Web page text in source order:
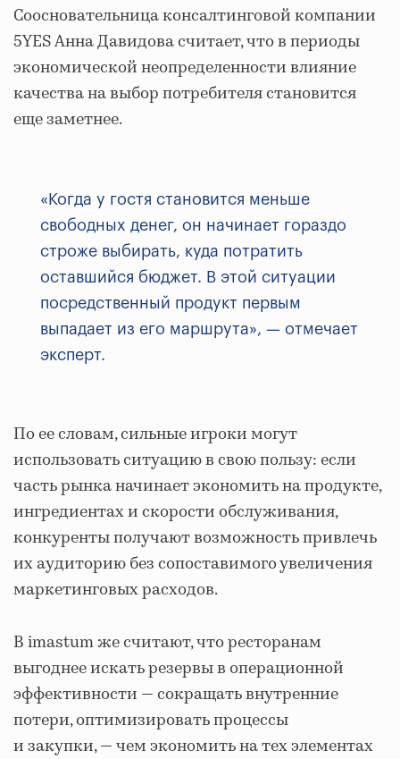
Соосновательница консалтинговой компании
5YES Анна Давидова считает, что в периоды
экономической неопределенности влияние
качества на выбор потребителя становится
еще заметнее.
«Когда у гостя становится меньше
свободных денег, он начинает гораздо
строже выбирать, куда потратить
оставшийся бюджет. В этой ситуации
посредственный продукт первым
выпадает из его маршрута», — отмечает
эксперт.
По ее словам, сильные игроки могут
использовать ситуацию в свою пользу: если
часть рынка начинает экономить на продукте,
ингредиентах и скорости обслуживания,
конкуренты получают возможность привлечь
их аудиторию без сопоставимого увеличения
маркетинговых расходов.
В imastum же считают, что ресторанам
выгоднее искать резервы в операционной
эффективности — сокращать внутренние
потери, оптимизировать процессы
и закупки, — чем экономить на тех элементах